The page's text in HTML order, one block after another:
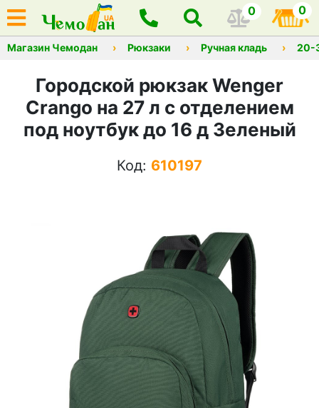
0 0
Магазин Чемодан Рюкзаки Ручная кладь 20-
Городской рюкзак Wenger
Crango на 27 л с отделением
под ноутбук до 16 д Зеленый
Код: 610197